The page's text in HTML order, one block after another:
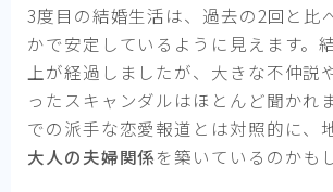
3度目の結婚生活は、過去の2回と比
かで安定しているように見えます。
上が経過しましたが、大きな不仲説
ったスキャンダルはほとんど聞かれ
での派手な恋愛報道とは対照的に、
大人の夫婦関係を築いているのかも